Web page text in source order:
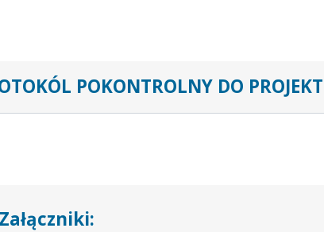
POKONTROLNY DO
Załączniki: